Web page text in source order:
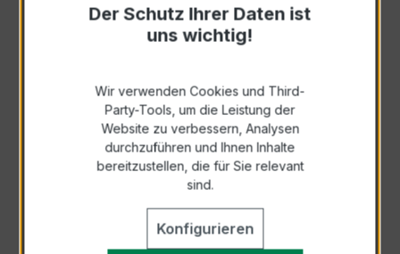
Auswahl zurücksetzen
Anfrage schriftlich
Als PDF exportieren
Der Schutz Ihrer Daten ist
uns wichtig!
Wir verwenden Cookies und Third-
Party-Tools, um die Leistung der
Website zu verbessern, Analysen
durchzuführen und Ihnen Inhalte
bereitzustellen, die für Sie relevant
sind.
Konfigurieren